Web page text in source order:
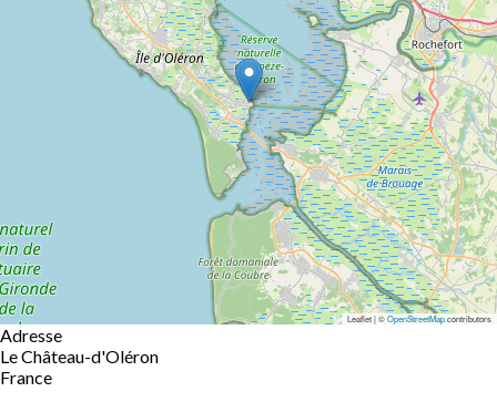
Leaflet | ©OpenStreetMapcontributors
Adresse
Le Château-d'Oléron
France